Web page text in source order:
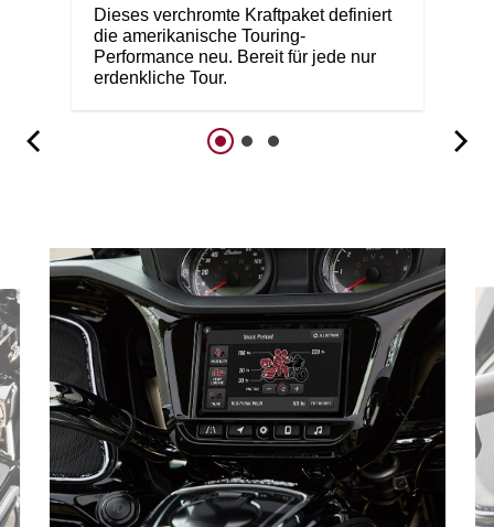
Dieses verchromte Kraftpaket definiert
die amerikanische Touring-
Performance neu. Bereit für jede nur
erdenkliche Tour.